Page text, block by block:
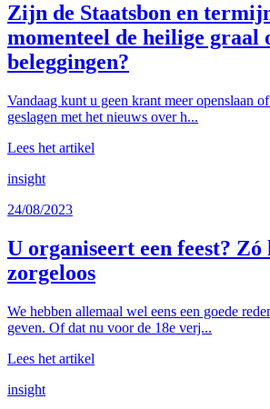
Zijn de Staatsbon en
momenteel de heilige graal
beleggingen?
Vandaag kunt u geen krant meer openslaan
geslagen met het nieuws over h...
Lees het artikel
insight
24/08/2023
U organiseert een feest?
zorgeloos
We hebben allemaal wel eens een goede
geven. Of dat nu voor de 18e verj...
Lees het artikel
insight